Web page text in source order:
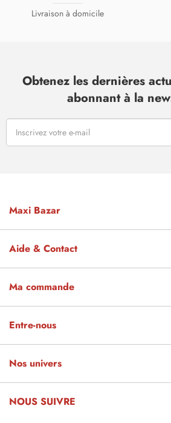
Livraison à domicile
Obtenez les dernières
abonnant à la
Maxi Bazar
Aide & Contact
Ma commande
Entre-nous
Nos univers
NOUS SUIVRE